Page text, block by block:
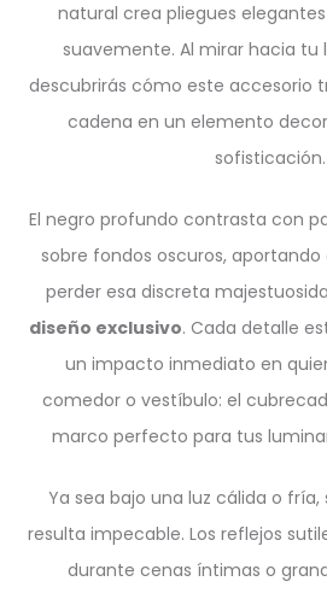
natural crea pliegues
suavemente. Al mirar hacia tu
descubrirás cómo este accesorio
cadena en un elemento
sofisticación.
El negro profundo contrasta con
sobre fondos oscuros,
perder esa discreta
diseño exclusivo. Cada detalle
un impacto inmediato en
comedor o vestíbulo: el
marco perfecto para tus
Ya sea bajo una luz cálida o
resulta impecable. Los reflejos
durante cenas íntimas o